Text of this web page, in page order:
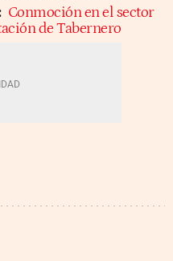
Conmoción en el sector
de Tabernero